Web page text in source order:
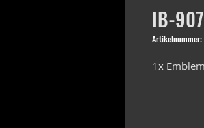
IB-
Artikelnummer:
1x